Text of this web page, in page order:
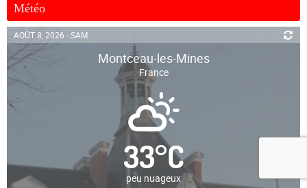
Météo
AOÛT 8, 2026 - SAM.
Montceau-les-Mines
France
33°C
peu nuageux